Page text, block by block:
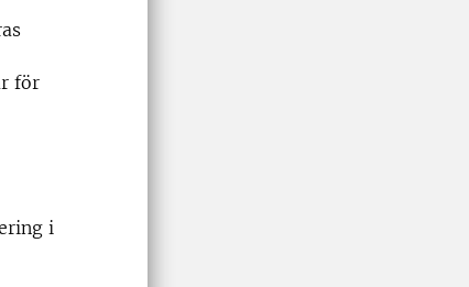
för
i